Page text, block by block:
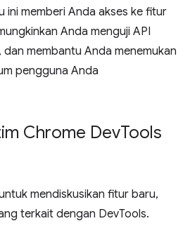
ini memberi Anda akses ke fitur
Anda menguji API
membantu Anda menemukan
pengguna Anda
Chrome DevTools
mendiskusikan fitur baru,
terkait dengan DevTools.